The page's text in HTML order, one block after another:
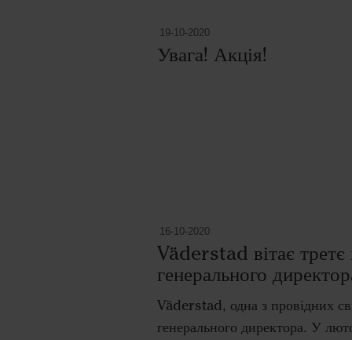
19-10-2020
Увага! Акція!
16-10-2020
Väderstad вітає третє
генерального
Väderstad, одна з провідних
генерального директора. У